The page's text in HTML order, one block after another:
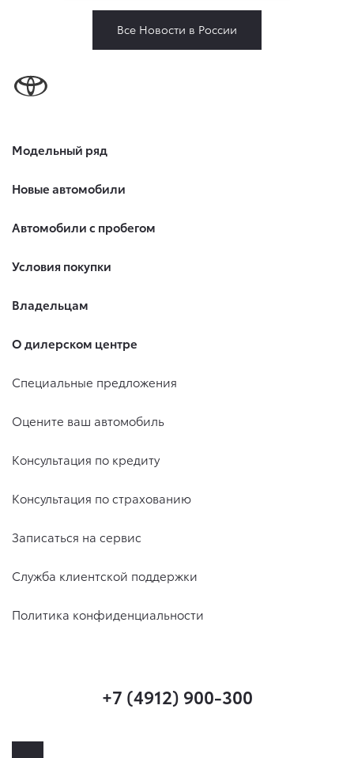
Все Новости в России
Модельный ряд
Новые автомобили
Автомобили с пробегом
Условия покупки
Владельцам
О дилерском центре
Специальные предложения
Оцените ваш автомобиль
Консультация по кредиту
Консультация по страхованию
Записаться на сервис
Служба клиентской поддержки
Политика конфиденциальности
+7 (4912) 900-300